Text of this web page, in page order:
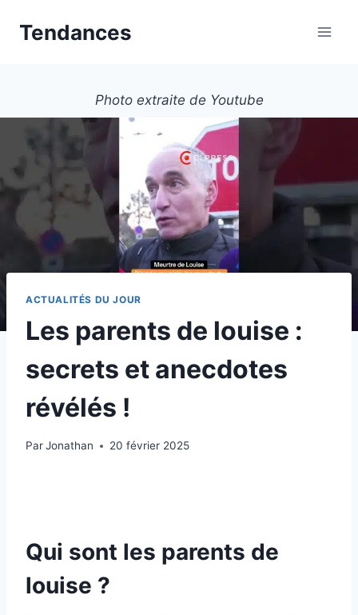
Tendances
Photo extraite de Youtube
ACTUALITÉS DU JOUR
Les parents de louise :
secrets et anecdotes
révélés !
ParJonathan 20 février 2025
Qui sont les parents de
louise ?